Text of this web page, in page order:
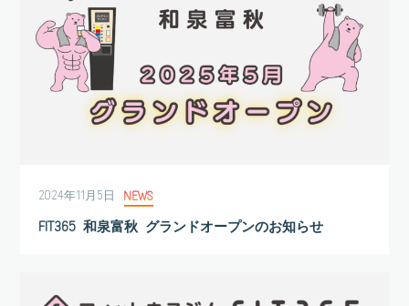
2024年11月5日 NEWS
FIT365 和泉富秋 グランドオープンのお知らせ